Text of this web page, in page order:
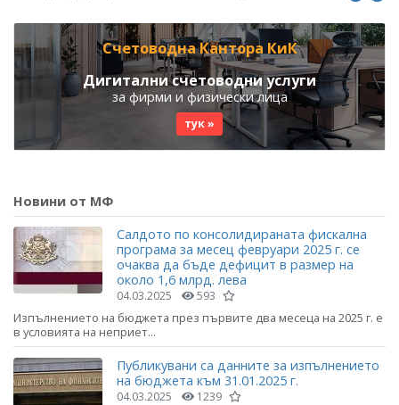
Счетоводна Кантора КиК
Дигитални счетоводни услуги
за фирми и физически лица
тук »
Новини от МФ
Салдото по консолидираната фискална
програма за месец февруари 2025 г. се
очаква да бъде дефицит в размер на
около 1,6 млрд. лева
04.03.2025 593
Изпълнението на бюджета през първите два месеца на 2025 г. е
в условията на неприет...
Публикувани са данните за изпълнението
на бюджета към 31.01.2025 г.
04.03.2025 1239